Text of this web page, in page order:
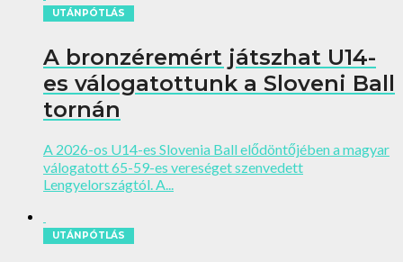
UTÁNPÓTLÁS
A bronzéremért játszhat U14-
es válogatottunk a Sloveni Ball
tornán
A 2026-os U14-es Slovenia Ball elődöntőjében a magyar
válogatott 65-59-es vereséget szenvedett
Lengyelországtól. A...
UTÁNPÓTLÁS